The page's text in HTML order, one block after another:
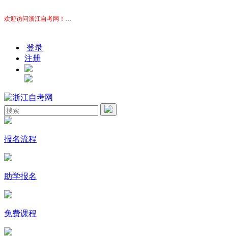
欢迎访问浙江自考网！
本站为考生提供浙江自考信息服务，网站信息供学习交流使
登录
注册
报名流程
助学报名
免费课程